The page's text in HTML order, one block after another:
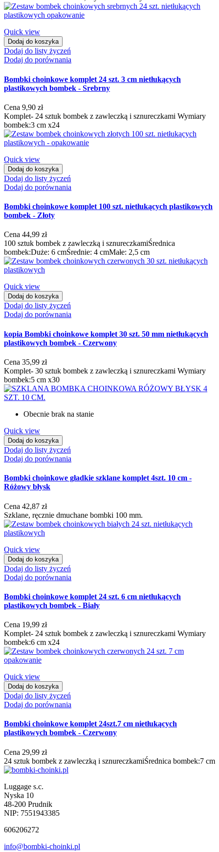
Quick view
Dodaj do koszyka
Dodaj do listy życzeń
Dodaj do porównania
Bombki choinkowe komplet 24 szt. 3 cm nietłukących
plastikowych bombek - Srebrny
Cena 9,90 zł
Komplet- 24 sztuk bombek z zawleczką i sznureczkami Wymiary
bombek:3 cm x24
Quick view
Dodaj do koszyka
Dodaj do listy życzeń
Dodaj do porównania
Bombki choinkowe komplet 100 szt. nietłukących plastikowych
bombek - Złoty
Cena 44,99 zł
100 sztuk bombek z zawleczką i sznureczkamiŚrednica
bombek:Duże: 6 cmŚrednie: 4 cmMałe: 2,5 cm
Quick view
Dodaj do koszyka
Dodaj do listy życzeń
Dodaj do porównania
kopia Bombki choinkowe komplet 30 szt. 50 mm nietłukących
plastikowych bombek - Czerwony
Cena 35,99 zł
Komplet- 30 sztuk bombek z zawleczką i sznureczkami Wymiary
bombek:5 cm x30
Obecnie brak na stanie
Quick view
Dodaj do koszyka
Dodaj do listy życzeń
Dodaj do porównania
Bombki choinkowe gładkie szklane komplet 4szt. 10 cm -
Różowy błysk
Cena 42,87 zł
Szklane, ręcznie dmuchane bombki 100 mm.
Quick view
Dodaj do koszyka
Dodaj do listy życzeń
Dodaj do porównania
Bombki choinkowe komplet 24 szt. 6 cm nietłukących
plastikowych bombek - Biały
Cena 19,99 zł
Komplet- 24 sztuk bombek z zawleczką i sznureczkami Wymiary
bombek:6 cm x24
Quick view
Dodaj do koszyka
Dodaj do listy życzeń
Dodaj do porównania
Bombki choinkowe komplet 24szt.7 cm nietłukących
plastikowych bombek - Czerwony
Cena 29,99 zł
24 sztuk bombek z zawleczką i sznureczkamiŚrednica bombek:7 cm
Luggage s.c.
Nyska 10
48-200 Prudnik
NIP: 7551943385
606206272
info@bombki-choinki.pl